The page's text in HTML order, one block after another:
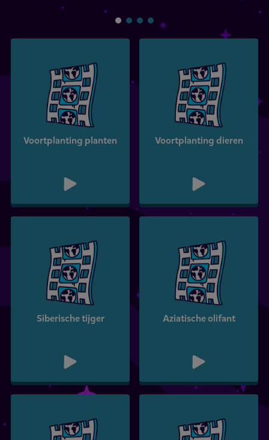
Voortplanting planten Voortplanting dieren
Siberische tijger Aziatische olifant